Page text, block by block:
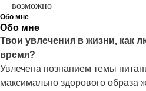
возможно
Обо мне
Обо мне
Твои увлечения в жизни, как
время?
Увлечена познанием темы
максимально здорового образа